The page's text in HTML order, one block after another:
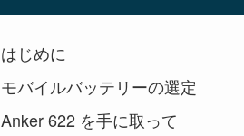
はじめに
モバイルバッテリーの選定
Anker 622 を手に取って